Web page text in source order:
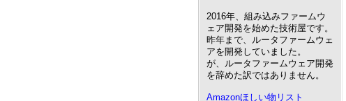
2016年、組み込みファームウ
ェア開発を始めた技術屋です。
昨年まで、ルータファームウェ
アを開発していました。
が、ルータファームウェア開発
を辞めた訳ではありません。
Amazonほしい物リスト